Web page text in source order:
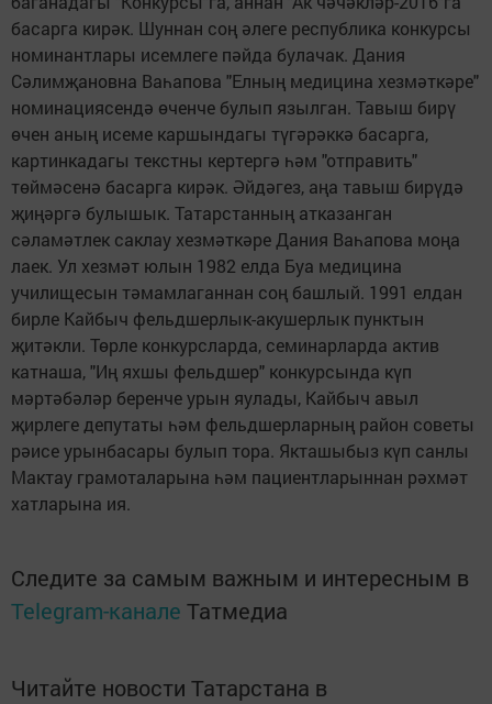
басарга кирәк. Шуннан соң әлеге республика конкурсы
номинантлары исемлеге пәйда булачак. Дания
Сәлимҗановна Ваһапова "Елның медицина хезмәткәре"
номинациясендә өченче булып язылган. Тавыш бирү
өчен аның исеме каршындагы түгәрәккә басарга,
картинкадагы текстны кертергә һәм "отправить"
төймәсенә басарга кирәк. Әйдәгез, аңа тавыш бирүдә
җиңәргә булышык. Татарстанның атказанган
сәламәтлек саклау хезмәткәре Дания Ваһапова моңа
лаек. Ул хезмәт юлын 1982 елда Буа медицина
училищесын тәмамлаганнан соң башлый. 1991 елдан
бирле Кайбыч фельдшерлык-акушерлык пунктын
җитәкли. Төрле конкурсларда, семинарларда актив
катнаша, "Иң яхшы фельдшер" конкурсында күп
мәртәбәләр беренче урын яулады, Кайбыч авыл
җирлеге депутаты һәм фельдшерларның район советы
рәисе урынбасары булып тора. Якташыбыз күп санлы
Мактау грамоталарына һәм пациентларыннан рәхмәт
хатларына ия.
Следите за самым важным и интересным в
Telegram-канале Татмедиа
Читайте новости Татарстана в